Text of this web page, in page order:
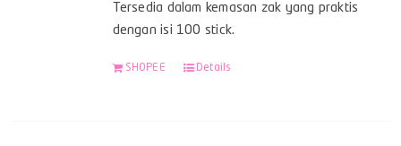
Tersedia dalam kemasan zak yang praktis
dengan isi 100 stick.
SHOPEE Details